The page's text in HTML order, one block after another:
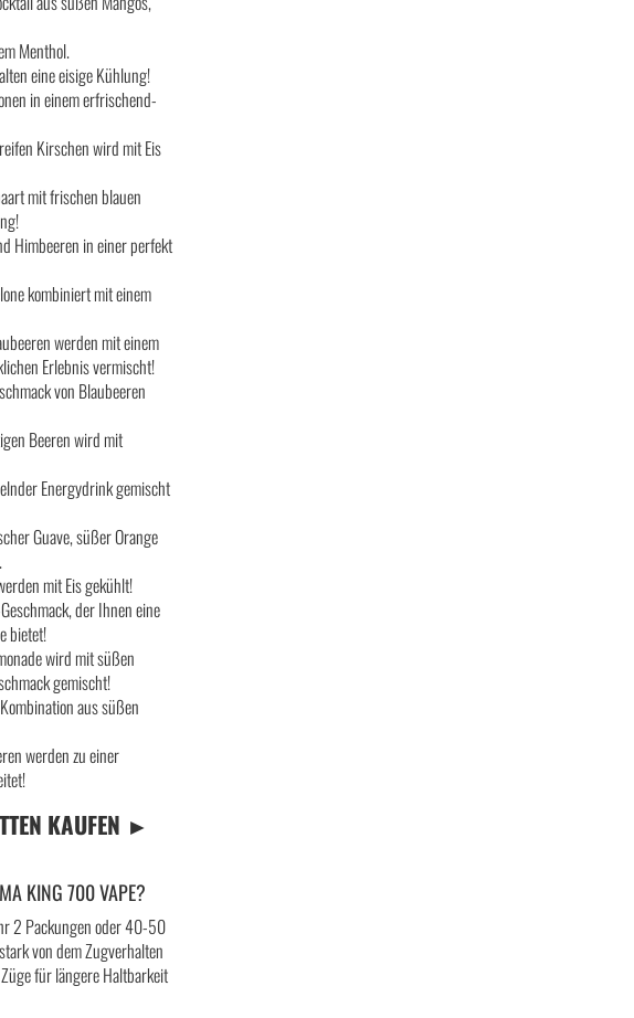
Menthol.
eine eisige Kühlung!
in einem erfrischend-
Kirschen wird mit Eis
mit frischen blauen
Himbeeren in einer perfekt
kombiniert mit einem
werden mit einem
Erlebnis vermischt!
von Blaubeeren
Beeren wird mit
Energydrink gemischt
Guave, süßer Orange
mit Eis gekühlt!
der Ihnen eine
bietet!
wird mit süßen
gemischt!
aus süßen
werden zu einer
KAUFEN ►
KING 700 VAPE?
2 Packungen oder 40-50
von dem Zugverhalten
für längere Haltbarkeit